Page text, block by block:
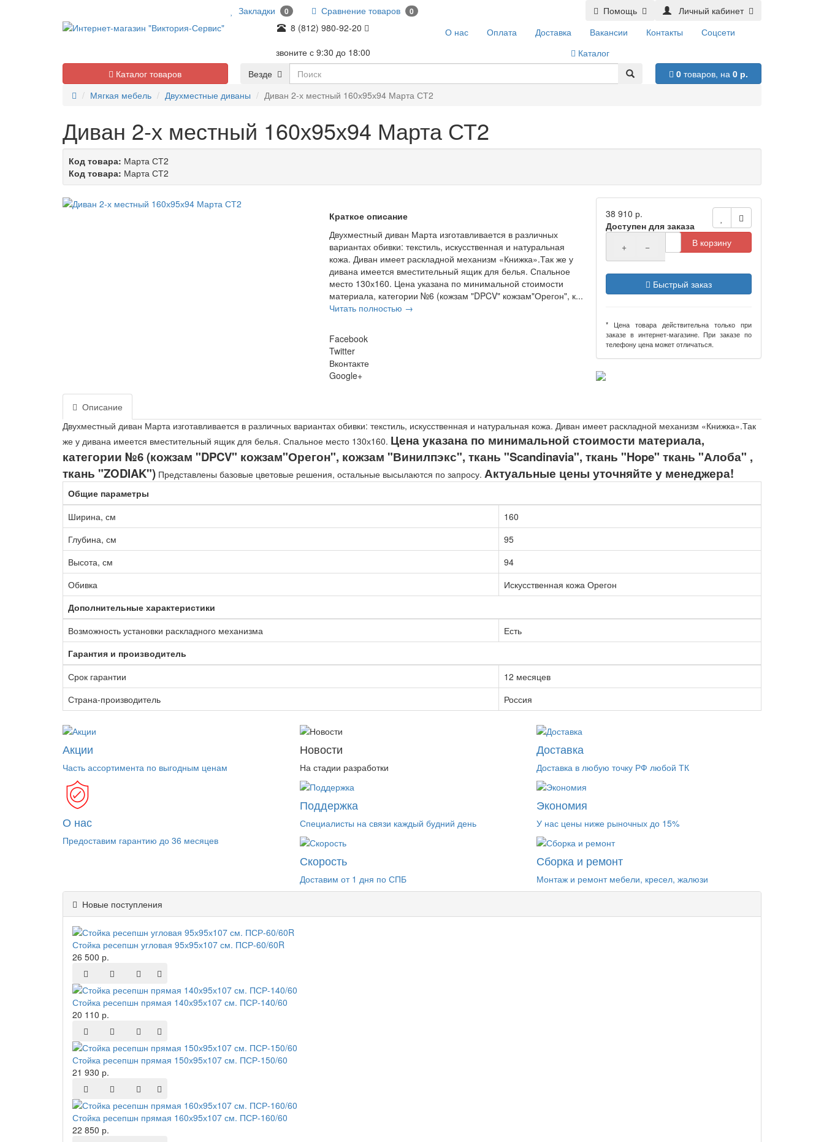
Личный кабинет
Помощь
Закладки 0 Сравнение товаров 0
8 (812) 980-92-20
звоните с 9:30 до 18:00
О нас Оплата Доставка Вакансии Контакты
Соцсети
Каталог
Везде
0товаров, на 0 р.
Каталог товаров
Мягкая мебель
Двухместные диваны Диван 2-х местный 160х95х94 Марта СТ2
Диван 2-х местный 160х95х94 Марта СТ2
Код товара: Марта СТ2
Код товара: Марта СТ2
Краткое описание
Двухместный диван Марта изготавливается в различных
вариантах обивки: текстиль, искусственная и натуральная
кожа. Диван имеет раскладной механизм «Книжка».Так же у
дивана имеется вместительный ящик для белья. Спальное
место 130х160. Цена указана по минимальной стоимости
материала, категории №6 (кожзам "DPCV" кожзам"Орегон", к...
Читать полностью →
Facebook
Twitter
Вконтакте
Google+
38 910 р.
Доступен для заказа
+
− В корзину
Быстрый заказ
* Цена товара действительна только при
заказе в интернет-магазине. При заказе по
телефону цена может отличаться.
Описание
Двухместный диван Марта изготавливается в различных вариантах обивки: текстиль, искусственная и натуральная кожа. Диван имеет раскладной механизм «Книжка».Так
же у дивана имеется вместительный ящик для белья. Спальное место 130х160. Цена указана по минимальной стоимости материала,
категории №6 (кожзам "DPCV" кожзам"Орегон", кожзам "Винилпэкс", ткань "Scandinavia", ткань "Hope" ткань "Алоба" ,
ткань "ZODIAK") Представлены базовые цветовые решения, остальные высылаются по запросу. Актуальные цены уточняйте у менеджера!
Общие параметры
Ширина, см
160
Глубина, см
95
Высота, см
94
Обивка
Искусственная кожа Орегон
Дополнительные характеристики
Возможность установки раскладного механизма
Есть
Гарантия и производитель
Срок гарантии
12 месяцев
Страна-производитель
Россия
Акции
Часть ассортимента по выгодным ценам
Новости
На стадии разработки
Доставка
Доставка в любую точку РФ любой ТК
О нас
Предоставим гарантию до 36 месяцев
Поддержка
Специалисты на связи каждый будний день
Экономия
У нас цены ниже рыночных до 15%
Скорость
Доставим от 1 дня по СПБ
Сборка и ремонт
Монтаж и ремонт мебели, кресел, жалюзи
Новые поступления
Стойка ресепшн угловая 95х95х107 см. ПСР-60/60R
26 500 р.
Стойка ресепшн прямая 140х95х107 см. ПСР-140/60
20 110 р.
Стойка ресепшн прямая 150х95х107 см. ПСР-150/60
21 930 р.
Стойка ресепшн прямая 160х95х107 см. ПСР-160/60
22 850 р.